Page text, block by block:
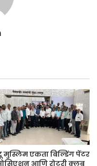
मुस्लिम एकता बिल्डिंग पेंटर
आणि रोटरी क्लब